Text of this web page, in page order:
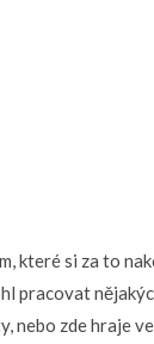
které si za to
pracovat
nebo zde hraje